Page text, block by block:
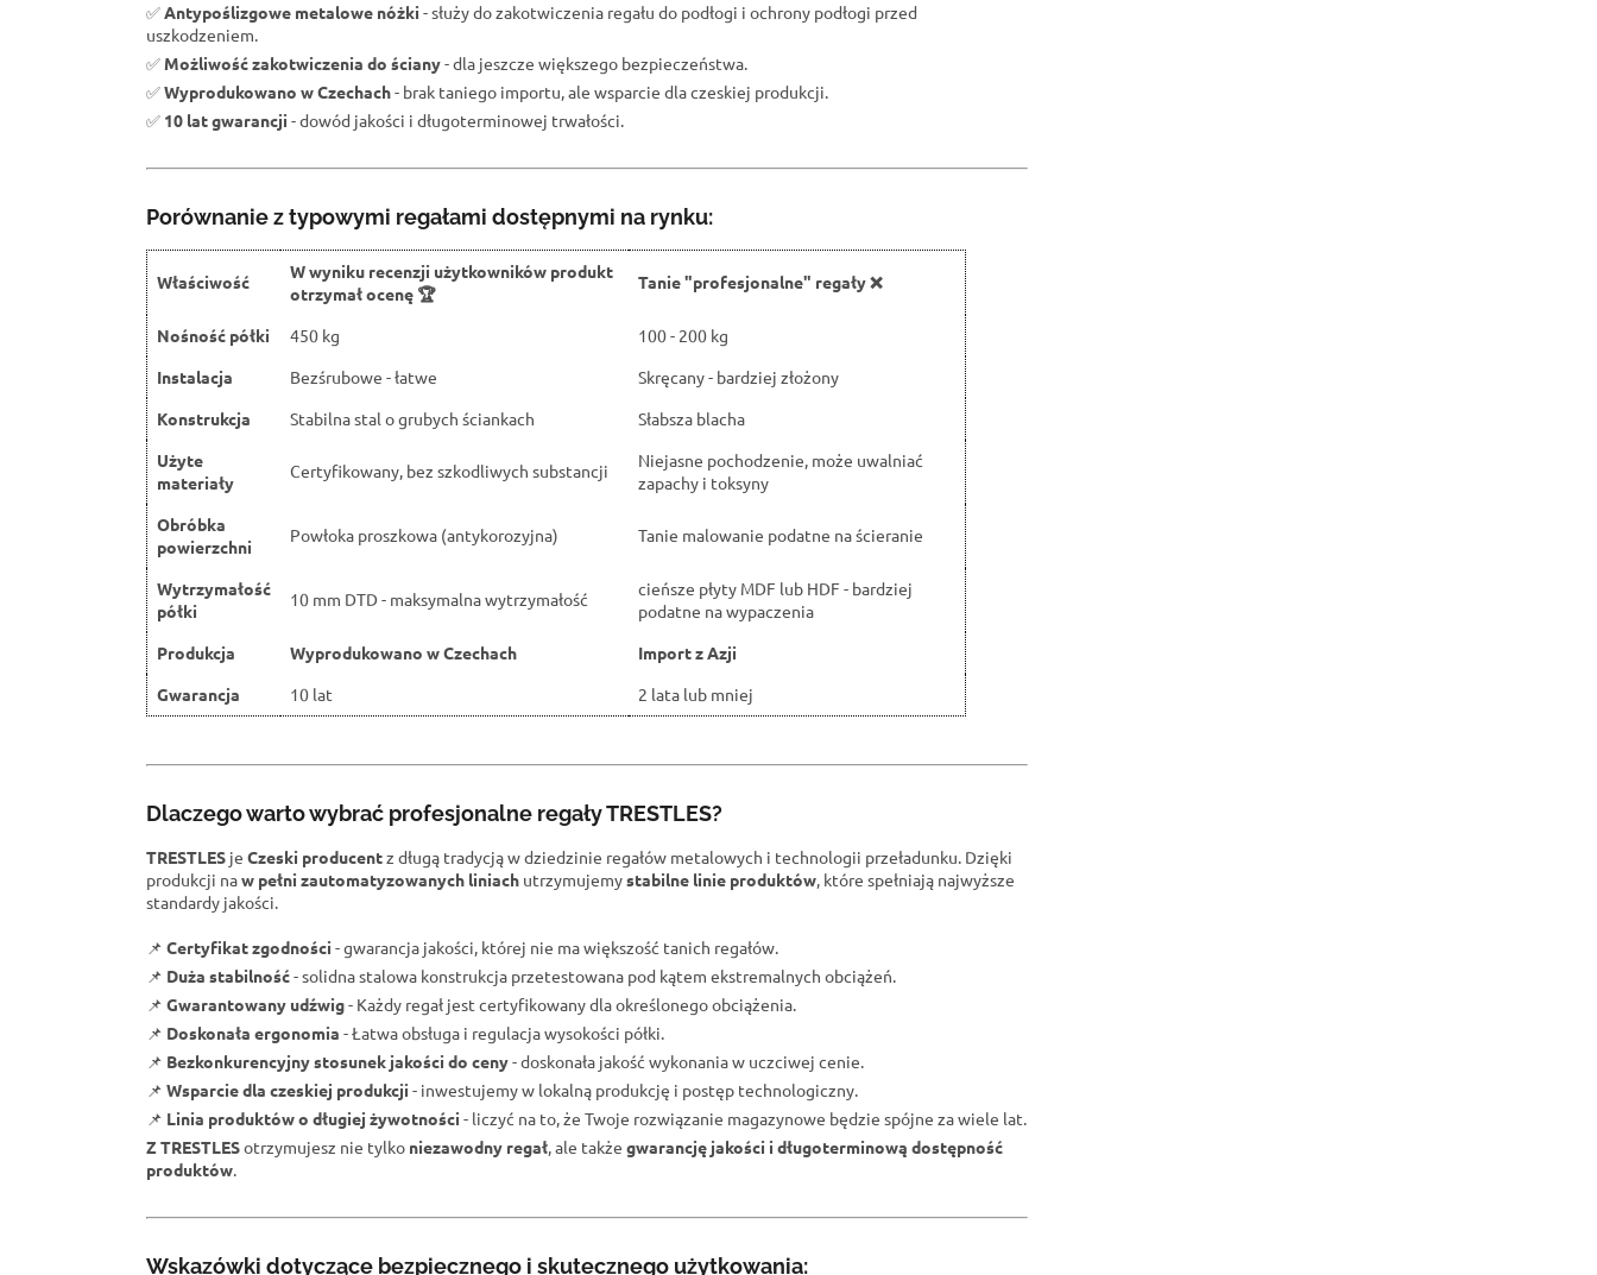
✅Antypoślizgowe metalowe nóżki - służy do zakotwiczenia regału do podłogi i ochrony podłogi przed
uszkodzeniem.
✅ Możliwość zakotwiczenia do ściany- dla jeszcze większego bezpieczeństwa.
✅Wyprodukowano w Czechach- brak taniego importu, ale wsparcie dla czeskiej produkcji.
✅ 10 lat gwarancji - dowód jakości i długoterminowej trwałości.
Porównanie z typowymi regałami dostępnymi na rynku:
Właściwość
W wyniku recenzji użytkowników produkt
otrzymał ocenę 🏆
Tanie "profesjonalne" regały ❌
Nośność półki 450 kg
100 - 200 kg
Instalacja
Bezśrubowe - łatwe
Skręcany - bardziej złożony
Konstrukcja
Stabilna stal o grubych ściankach
Słabsza blacha
Użyte
materiały
Certyfikowany, bez szkodliwych substancji
Niejasne pochodzenie, może uwalniać
zapachy i toksyny
Obróbka
powierzchni
Powłoka proszkowa (antykorozyjna) Tanie malowanie podatne na ścieranie
Wytrzymałość
półki
10 mm DTD - maksymalna wytrzymałość
cieńsze płyty MDF lub HDF - bardziej
podatne na wypaczenia
Produkcja
Wyprodukowano w Czechach
Import z Azji
Gwarancja
10 lat 2 lata lub mniej
Dlaczego warto wybrać profesjonalne regały TRESTLES?
TRESTLES je Czeski producentz długą tradycją w dziedzinie regałów metalowych i technologii przeładunku. Dzięki
produkcji naw pełni zautomatyzowanych liniach utrzymujemystabilne linie produktów, które spełniają najwyższe
standardy jakości.
📌 Certyfikat zgodności - gwarancja jakości, której nie ma większość tanich regałów.
📌 Duża stabilność- solidna stalowa konstrukcja przetestowana pod kątem ekstremalnych obciążeń.
📌 Gwarantowany udźwig- Każdy regał jest certyfikowany dla określonego obciążenia.
📌 Doskonała ergonomia - Łatwa obsługa i regulacja wysokości półki.
📌 Bezkonkurencyjny stosunek jakości do ceny- doskonała jakość wykonania w uczciwej cenie.
📌 Wsparcie dla czeskiej produkcji - inwestujemy w lokalną produkcję i postęp technologiczny.
📌 Linia produktów o długiej żywotności - liczyć na to, że Twoje rozwiązanie magazynowe będzie spójne za wiele lat.
Z TRESTLESotrzymujesz nie tylko niezawodny regał, ale także gwarancję jakości i długoterminową dostępność
produktów.
Wskazówki dotyczące bezpiecznego i skutecznego użytkowania: